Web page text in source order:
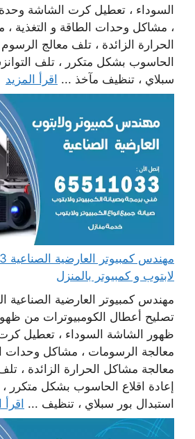
السوداء ، تعطيل كرت الشاشة
، مشاكل وحدات الطاقة و التغذية ،
الحرارة الزائدة ، تلف معالج الرسوم
الحاسوب بشكل متكرر ، تلف
سبلاي ، تنظيف مآخذ ... اقرأ المزيد
لابتوب و كمبيوتر بالمنزل
مهندس كمبيوتر العارضية الصناعية
تصليح أعطال الكومبيوترات من
ظهور الشاشة السوداء ، تعطيل
معالجة الرسومات ، مشاكل وحدات
معالجة مشاكل الحرارة الزائدة ،
إعادة اقلاع الحاسوب بشكل متكرر ،
استبدال بور سبلاي ، تنظيف ... اقرأ